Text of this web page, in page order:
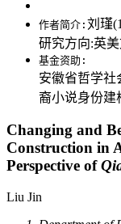
作者简介: 刘瑾
研究方向:英美
基金资助:
安徽省哲学社
裔小说身份建
Changing and
Construction in
Perspective of
Liu Jin